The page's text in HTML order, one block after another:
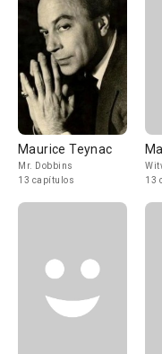
Maurice Teynac
Mr. Dobbins
13 capítulos
13